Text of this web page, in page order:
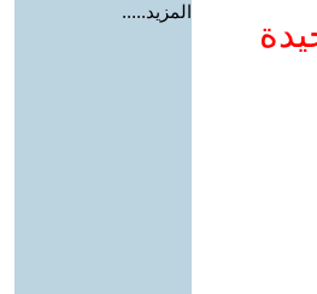
المزيد.....